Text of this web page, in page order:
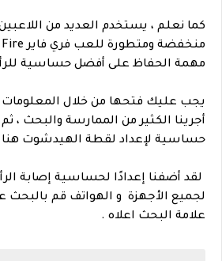
كما نعلم ، يستخدم العديد من
مهمة الحفاظ على أفضل حساسية
يجب عليك فتحها من خلال المعلومات
أجرينا الكثير من الممارسة والبحث ،
حساسية لإعداد لقطة الهيدشوت
لقد أضفنا إعدادًا لحساسية إصابة
لجميع الأجهزة و الهواتف قم بالبحث
علامة البحث اعلاه .